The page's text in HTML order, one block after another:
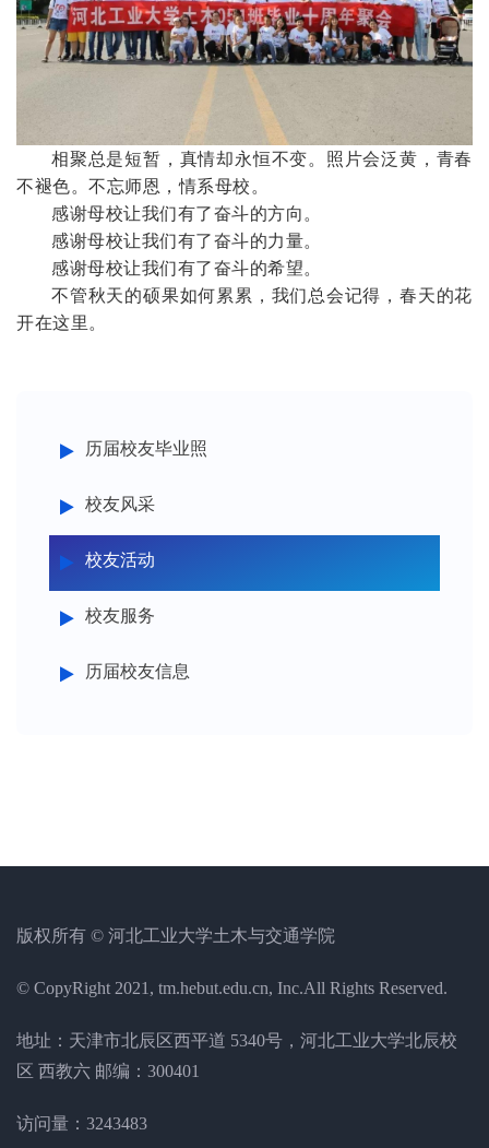
历届校友毕业照
校友风采
校友活动
校友服务
历届校友信息
相聚总是短暂，真情却永恒不变。照片会泛黄，青春
不褪色。不忘师恩，情系母校。
感谢母校让我们有了奋斗的方向。
感谢母校让我们有了奋斗的力量。
感谢母校让我们有了奋斗的希望。
不管秋天的硕果如何累累，我们总会记得，春天的花
开在这里。
版权所有 © 河北工业大学土木与交通学院
© CopyRight 2021, tm.hebut.edu.cn, Inc.All Rights Reserved.
地址：天津市北辰区西平道 5340号，河北工业大学北辰校
区 西教六 邮编：300401
访问量： 3243483